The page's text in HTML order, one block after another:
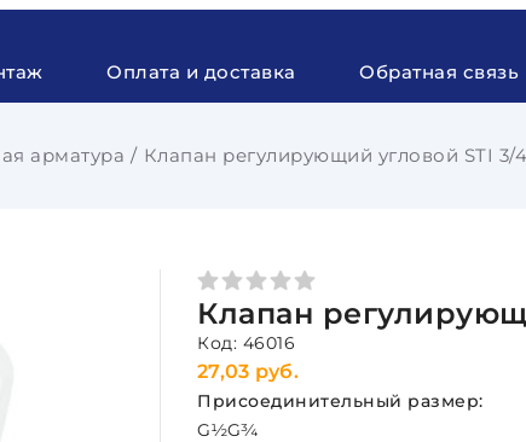
Оплата и доставка Обратная связь
арматура Клапан регулирующий угловой STI 3/4
Клапан
Код: 46016
27,03 руб.
Присоединительный размер:
G½G¾